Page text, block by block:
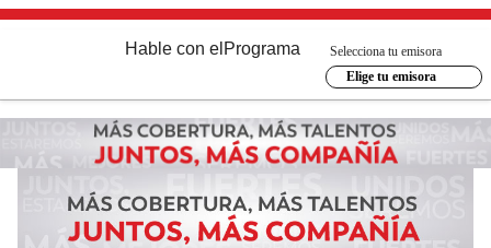
Hable con el Programa
Selecciona tu emisora
Elige tu emisora